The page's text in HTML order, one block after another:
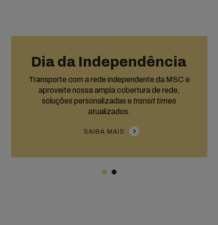
Dia da Independência
Transporte com a rede independente da MSC e
aproveite nossa ampla cobertura de rede,
soluções personalizadas e transit times
atualizados.
SAIBA MAIS